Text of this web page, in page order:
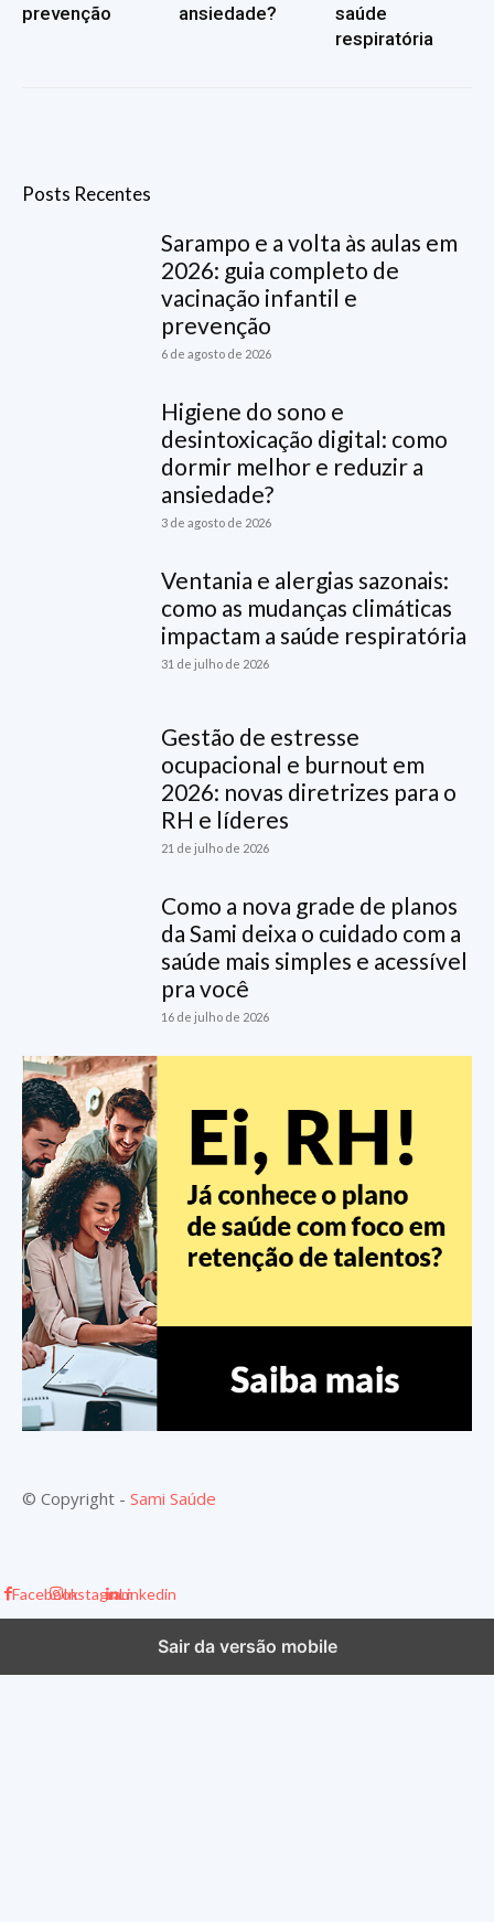
prevenção
ansiedade?
saúde
respiratória
Posts Recentes
Sarampo e a volta às aulas em
2026: guia completo de
vacinação infantil e
prevenção
6 de agosto de 2026
Higiene do sono e
desintoxicação digital: como
dormir melhor e reduzir a
ansiedade?
3 de agosto de 2026
Ventania e alergias sazonais:
como as mudanças climáticas
impactam a saúde respiratória
31 de julho de 2026
Gestão de estresse
ocupacional e burnout em
2026: novas diretrizes para o
RH e líderes
21 de julho de 2026
Como a nova grade de planos
da Sami deixa o cuidado com a
saúde mais simples e acessível
pra você
16 de julho de 2026
© Copyright - Sami Saúde
FacebookInstagramLinkedin
Sair da versão mobile